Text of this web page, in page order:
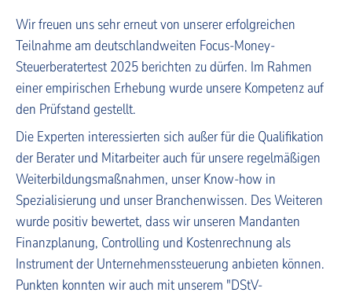
Wir freuen uns sehr erneut von unserer erfolgreichen
Teilnahme am deutschlandweiten Focus-Money-
Steuerberatertest 2025 berichten zu dürfen. Im Rahmen
einer empirischen Erhebung wurde unsere Kompetenz auf
den Prüfstand gestellt.
Die Experten interessierten sich außer für die Qualifikation
der Berater und Mitarbeiter auch für unsere regelmäßigen
Weiterbildungsmaßnahmen, unser Know-how in
Spezialisierung und unser Branchenwissen. Des Weiteren
wurde positiv bewertet, dass wir unseren Mandanten
Finanzplanung, Controlling und Kostenrechnung als
Instrument der Unternehmenssteuerung anbieten können.
Punkten konnten wir auch mit unserem "DStV-